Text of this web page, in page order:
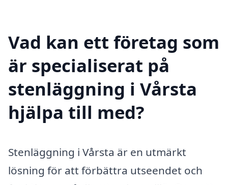
Vad kan ett företag som
är specialiserat på
stenläggning i Vårsta
hjälpa till med?
Stenläggning i Vårsta är en utmärkt
lösning för att förbättra utseendet och